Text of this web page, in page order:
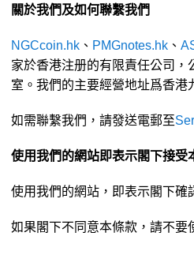
關於我們及如何聯繫我們
NGCcoin.hk 、 PMGnotes.hk 、
家於香港注册的有限責任公司
室。我們的主要經營地址爲香港
如需聯繫我們，請發送電郵至
使用我們的網站即表示閣下接受
使用我們的網站，即表示閣下確
如果閣下不同意本條款，請不要